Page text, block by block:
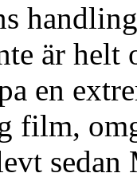
är helt
en
film,
sedan